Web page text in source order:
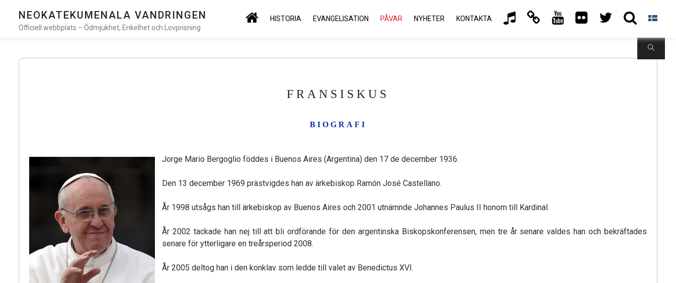
NEOKATEKUMENALA VANDRINGEN
Officiell webbplats – Ödmjukhet, Enkelhet och Lovprisning
HISTORIA EVANGELISATION PÅVAR NYHETER KONTAKTA
FRANSISKUS
BIOGRAFI
Jorge Mario Bergoglio föddes i Buenos Aires (Argentina) den 17 de december 1936.
Den 13 december 1969 prästvigdes han av ärkebiskop Ramón José Castellano.
År 1998 utsågs han till ärkebiskop av Buenos Aires och 2001 utnämnde Johannes Paulus II honom till Kardinal.
År 2002 tackade han nej till att bli ordförande för den argentinska Biskopskonferensen, men tre år senare valdes han och bekräftades
senare för ytterligare en treårsperiod 2008.
År 2005 deltog han i den konklav som ledde till valet av Benedictus XVI.
Buscar